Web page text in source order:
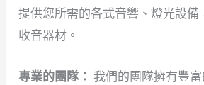
提供您所需的各式音響、燈光設備
收音器材。
專業的團隊： 我們的團隊擁有豐